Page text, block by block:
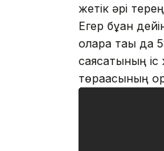
жетік әрі
Егер бұған
оларға тағы
саясатының
төрағасының